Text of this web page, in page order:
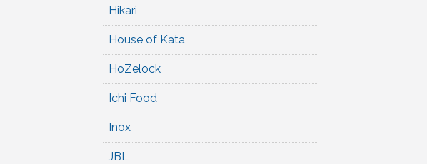
Hikari
House of Kata
HoZelock
Ichi Food
Inox
JBL